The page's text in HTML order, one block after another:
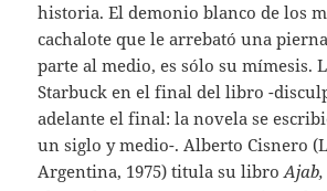
historia. El demonio blanco de los
cachalote que le arrebató una
parte al medio, es sólo su mímesis.
Starbuck en el final del libro -
adelante el final: la novela se
un siglo y medio-. Alberto Cisnero
Argentina, 1975) titula su libroAjab,